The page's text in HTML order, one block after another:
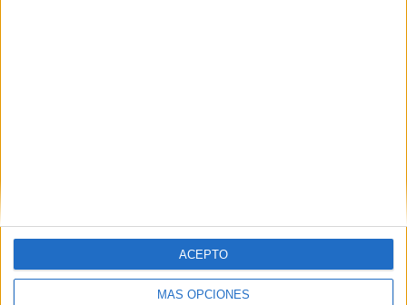
MÁS OPCIONES
ACEPTO